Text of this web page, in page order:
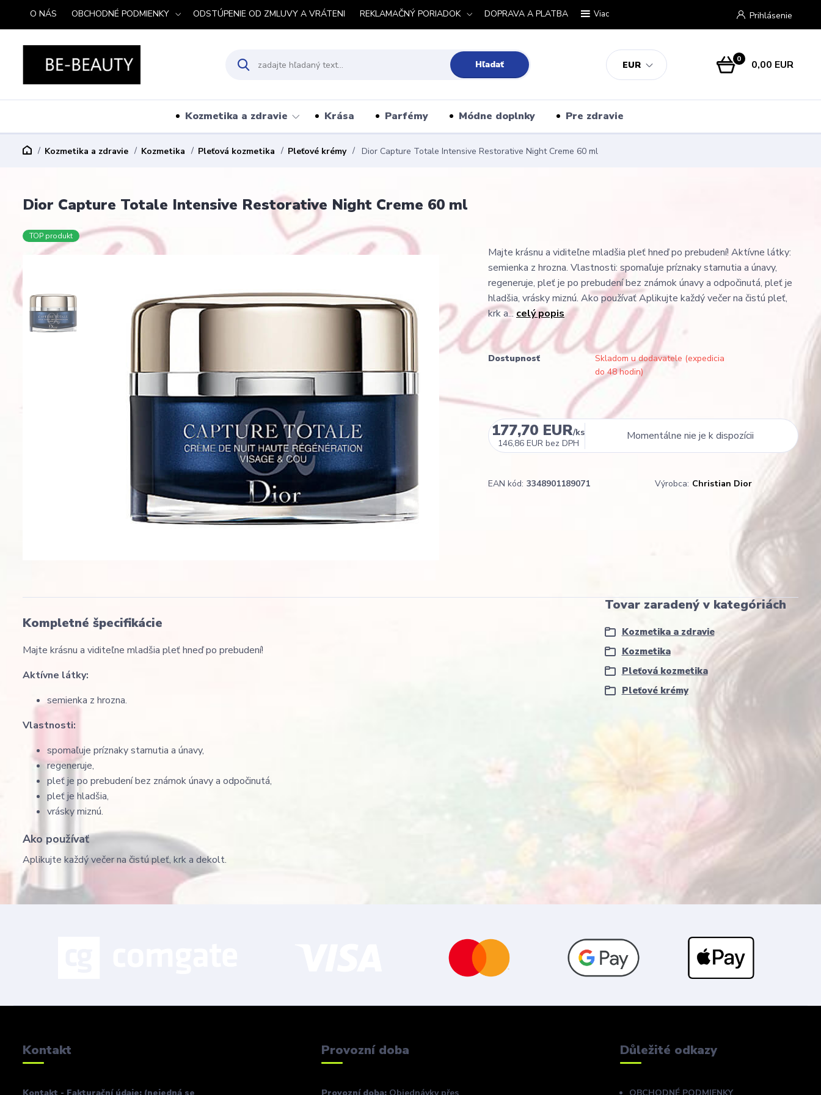
O NÁS OBCHODNÉ PODMIENKY ODSTÚPENIE OD ZMLUVY A VRÁTENI REKLAMAČNÝ PORIADOK DOPRAVA A PLATBA Viac
EUR
Prihlásenie
Hľadať 0 0,00 EUR
Kozmetika a zdravie Krása Parfémy Módne doplnky Pre zdravie
Kozmetika a zdravie Kozmetika Pleťová kozmetika Pleťové krémy Dior Capture Totale Intensive Restorative Night Creme 60 ml
Dior Capture Totale Intensive Restorative Night Creme 60 ml
TOP produkt
Majte krásnu a viditeľne mladšia pleť hneď po prebudení! Aktívne látky:
semienka z hrozna. Vlastnosti: spomaľuje príznaky starnutia a únavy,
regeneruje, pleť je po prebudení bez známok únavy a odpočinutá, pleť je
hladšia, vrásky miznú. Ako používať Aplikujte každý večer na čistú pleť,
krk a... celý popis
Dostupnosť
Skladom u dodavatele (expedicia
do 48 hodin)
177,70 EUR/ks
146,86 EUR bez DPH
Momentálne nie je k dispozícii
EAN kód: 3348901189071 Výrobca: Christian Dior
Kompletné špecifikácie
Majte krásnu a viditeľne mladšia pleť hneď po prebudení!
Aktívne látky:
semienka z hrozna.
Vlastnosti:
spomaľuje príznaky starnutia a únavy,
regeneruje,
pleť je po prebudení bez známok únavy a odpočinutá,
pleť je hladšia,
vrásky miznú.
Ako používať
Aplikujte každý večer na čistú pleť, krk a dekolt.
Tovar zaradený v kategóriách
Kozmetika a zdravie
Kozmetika
Pleťová kozmetika
Pleťové krémy
Kontakt Provozní doba Důležité odkazy